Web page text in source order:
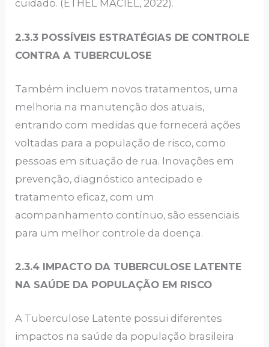
cuidado. (ETHEL MACIEL, 2022).
2.3.3 POSSÍVEIS ESTRATÉGIAS DE CONTROLE
CONTRA A TUBERCULOSE
Também incluem novos tratamentos, uma
melhoria na manutenção dos atuais,
entrando com medidas que fornecerá ações
voltadas para a população de risco, como
pessoas em situação de rua. Inovações em
prevenção, diagnóstico antecipado e
tratamento eficaz, com um
acompanhamento contínuo, são essenciais
para um melhor controle da doença.
2.3.4 IMPACTO DA TUBERCULOSE LATENTE
NA SAÚDE DA POPULAÇÃO EM RISCO
A Tuberculose Latente possui diferentes
impactos na saúde da população brasileira